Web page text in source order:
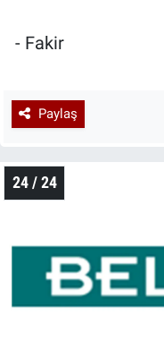
- Fakir
Paylaş
24 / 24